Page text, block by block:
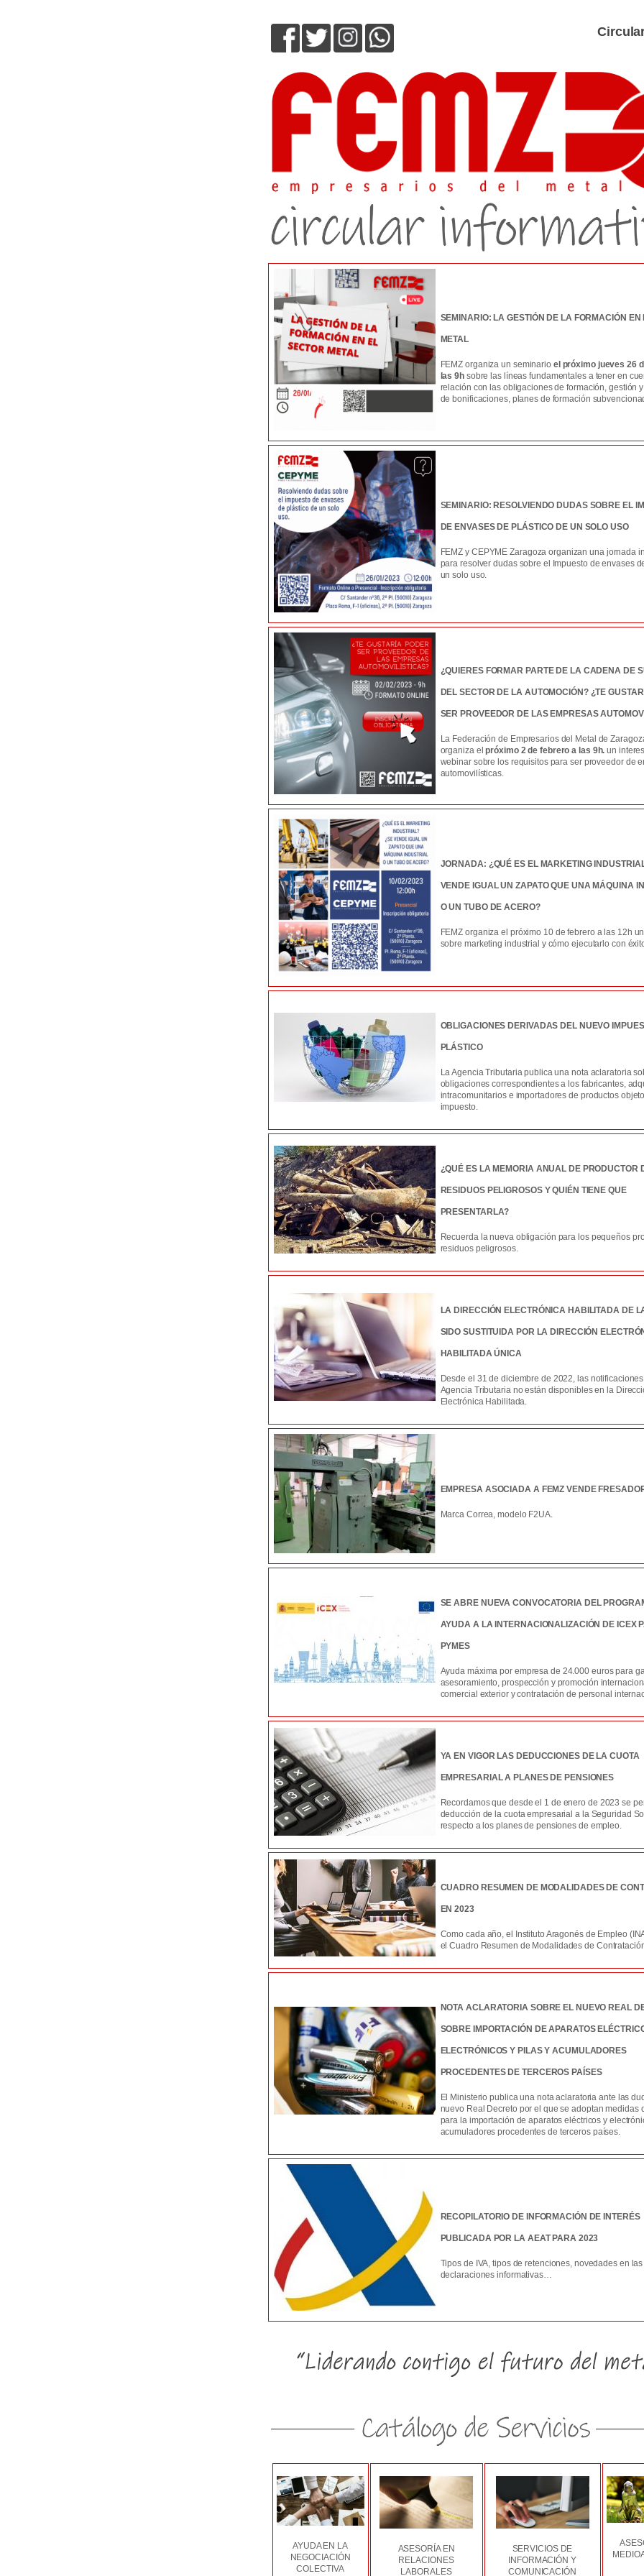
SEMINARIO: LA GESTIÓN DE LA FORMACIÓN EN
METAL
FEMZ organiza un seminario el próximo jueves 26
las 9hsobre las líneas fundamentales a tener en
relación con las obligaciones de formación, gestión
de bonificaciones, planes de formación
SEMINARIO: RESOLVIENDO DUDAS SOBRE EL
DE ENVASES DE PLÁSTICO DE UN SOLO USO
FEMZ y CEPYME Zaragoza organizan una jornada
para resolver dudas sobre el Impuesto de envases
un solo uso.
¿QUIERES FORMAR PARTE DE LA CADENA DE
DEL SECTOR DE LA AUTOMOCIÓN? ¿TE
SER PROVEEDOR DE LAS EMPRESAS
La Federación de Empresarios del Metal de
organiza el próximo 2 de febrero a las 9h. un
webinar sobre los requisitos para ser proveedor de
automovilísticas.
JORNADA: ¿QUÉ ES EL MARKETING
VENDE IGUAL UN ZAPATO QUE UNA MÁQUINA
O UN TUBO DE ACERO?
FEMZ organiza el próximo 10 de febrero a las 12h
sobre marketing industrial y cómo ejecutarlo con
OBLIGACIONES DERIVADAS DEL NUEVO
PLÁSTICO
La Agencia Tributaria publica una nota aclaratoria
obligaciones correspondientes a los fabricantes,
intracomunitarios e importadores de productos
impuesto.
¿QUÉ ES LA MEMORIA ANUAL DE PRODUCTOR
RESIDUOS PELIGROSOS Y QUIÉN TIENE QUE
PRESENTARLA?
Recuerda la nueva obligación para los pequeños
residuos peligrosos.
LA DIRECCIÓN ELECTRÓNICA HABILITADA DE
SIDO SUSTITUIDA POR LA DIRECCIÓN
HABILITADA ÚNICA
Desde el 31 de diciembre de 2022, las
Agencia Tributaria no están disponibles en la
Electrónica Habilitada.
EMPRESA ASOCIADA A FEMZ VENDE
Marca Correa, modelo F2UA.
SE ABRE NUEVA CONVOCATORIA DEL
AYUDA A LA INTERNACIONALIZACIÓN DE ICEX
PYMES
Ayuda máxima por empresa de 24.000 euros para
asesoramiento, prospección y promoción
comercial exterior y contratación de personal
YA EN VIGOR LAS DEDUCCIONES DE LA CUOTA
EMPRESARIAL A PLANES DE PENSIONES
Recordamos que desde el 1 de enero de 2023 se
deducción de la cuota empresarial a la Seguridad
respecto a los planes de pensiones de empleo.
CUADRO RESUMEN DE MODALIDADES DE
EN 2023
Como cada año, el Instituto Aragonés de Empleo
el Cuadro Resumen de Modalidades de
NOTA ACLARATORIA SOBRE EL NUEVO REAL
SOBRE IMPORTACIÓN DE APARATOS
ELECTRÓNICOS Y PILAS Y ACUMULADORES
PROCEDENTES DE TERCEROS PAÍSES
El Ministerio publica una nota aclaratoria ante las
nuevo Real Decreto por el que se adoptan medidas
para la importación de aparatos eléctricos y
acumuladores procedentes de terceros países.
RECOPILATORIO DE INFORMACIÓN DE INTERÉS
PUBLICADA POR LA AEAT PARA 2023
Tipos de IVA, tipos de retenciones, novedades en las
declaraciones informativas…
AYUDA EN LA
NEGOCIACIÓN
COLECTIVA
ASESORÍA EN
RELACIONES
LABORALES
SERVICIOS DE
INFORMACIÓN Y
COMUNICACIÓN